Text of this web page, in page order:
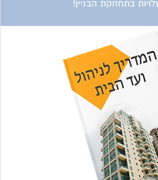
בתחזוקת הבניין!